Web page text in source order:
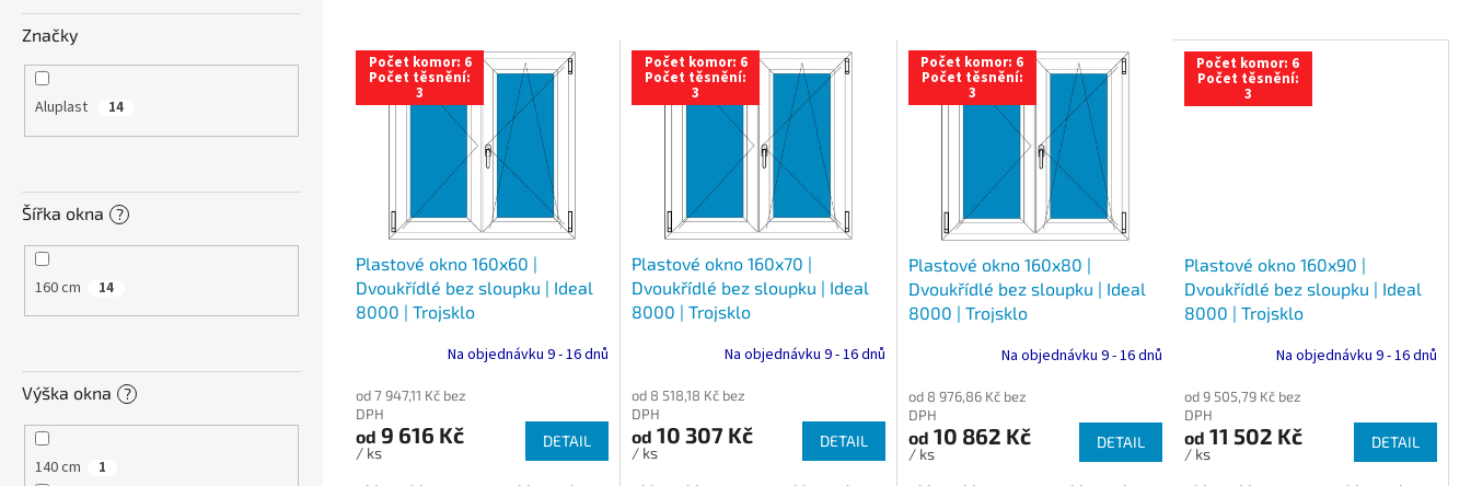
Značky
Aluplast 14
Šířka okna ?
160 cm 14
Výška okna ?
140 cm 1
n
p
V
p
Počet komor: 6
Počet těsnění:
3
Plastové okno 160x60 |
Dvoukřídlé bez sloupku | Ideal
8000 | Trojsklo
Na objednávku 9 - 16 dnů
od 7 947,11 Kč bez
DPH
od 9 616 Kč
/ ks
DETAIL
Počet komor: 6
Počet těsnění:
3
Plastové okno 160x70 |
Dvoukřídlé bez sloupku | Ideal
8000 | Trojsklo
Na objednávku 9 - 16 dnů
od 8 518,18 Kč bez
DPH
od 10 307 Kč
/ ks
DETAIL
Počet komor: 6
Počet těsnění:
3
Plastové okno 160x80 |
Dvoukřídlé bez sloupku | Ideal
8000 | Trojsklo
Na objednávku 9 - 16 dnů
od 8 976,86 Kč bez
DPH
od 10 862 Kč
/ ks
DETAIL
Počet komor: 6
Počet těsnění:
3
Plastové okno 160x90 |
Dvoukřídlé bez sloupku | Ideal
8000 | Trojsklo
Na objednávku 9 - 16 dnů
od 9 505,79 Kč bez
DPH
od 11 502 Kč
/ ks
DETAIL